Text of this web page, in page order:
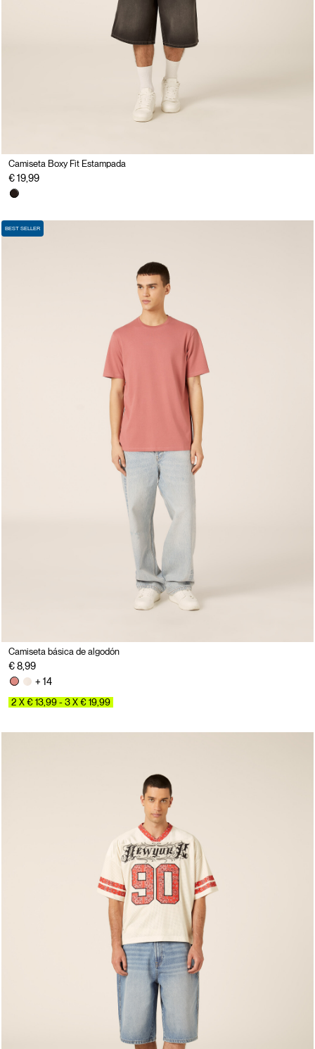
Camiseta Boxy Fit Estampada
€ 19,99
BEST SELLER
Camiseta básica de algodón
€ 8,99
+ 14
2 X € 13,99 - 3 X € 19,99